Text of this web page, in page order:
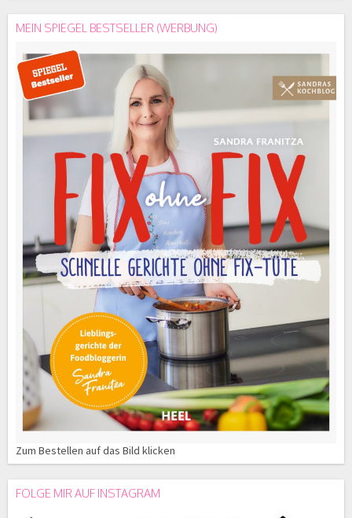
MEIN SPIEGEL BESTSELLER (WERBUNG)
Zum Bestellen auf das Bild klicken
FOLGE MIR AUF INSTAGRAM